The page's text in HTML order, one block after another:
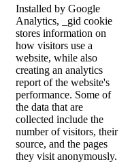
Installed by Google
Analytics, _gid cookie
stores information on
how visitors use a
website, while also
creating an analytics
report of the website's
performance. Some of
the data that are
collected include the
number of visitors, their
source, and the pages
they visit anonymously.